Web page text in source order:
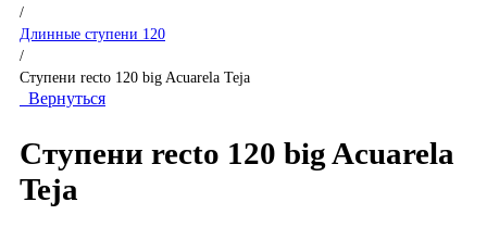
/
Длинные ступени 120
/
Ступени recto 120 big Acuarela Teja
Вернуться
Ступени recto 120 big Acuarela
Teja